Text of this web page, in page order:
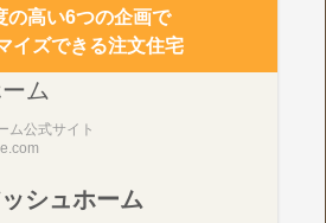
の高い6つの企画で
イズできる注文住宅
ム公式サイト
シュホーム